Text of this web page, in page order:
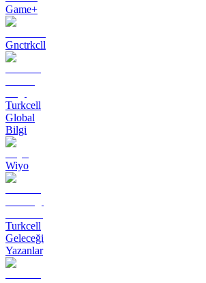
Game+
Gnctrkcll
Turkcell
Global
Bilgi
Wiyo
Turkcell
Geleceği
Yazanlar